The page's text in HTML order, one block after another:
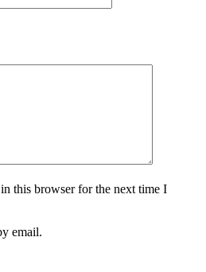
this browser for the next time I
email.